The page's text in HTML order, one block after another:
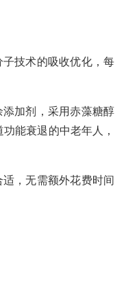
技术的吸收优化，每
加剂，采用赤藻糖醇
能衰退的中老年人，
，无需额外花费时间